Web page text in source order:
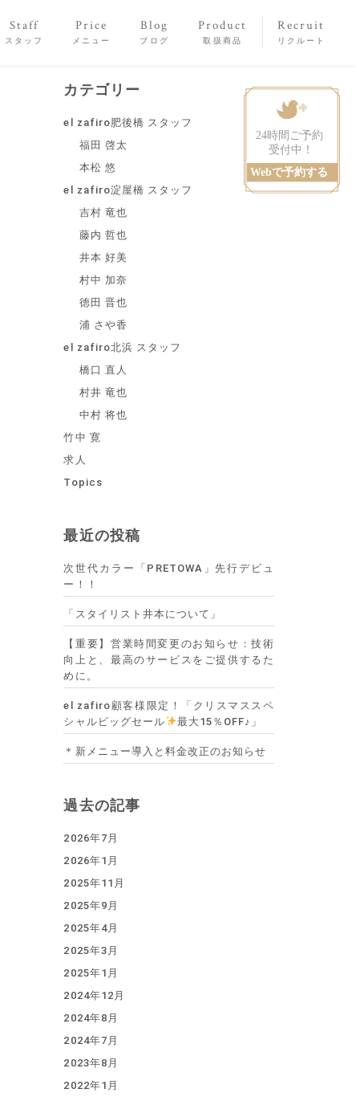
Staff
スタッフ
Price
メニュー
Blog
ブログ
Product
取扱商品
Recruit
リクルート
カテゴリー
el zafiro肥後橋 スタッフ
福田 啓太
本松 悠
el zafiro淀屋橋 スタッフ
吉村 竜也
藤内 哲也
井本 好美
村中 加奈
徳田 晋也
浦 さや香
el zafiro北浜 スタッフ
橋口 直人
村井 竜也
中村 将也
竹中 寛
求人
Topics
最近の投稿
次世代カラー「PRETOWA」先行デビュ
ー！！
「スタイリスト井本について」
【重要】営業時間変更のお知らせ：技術
向上と、最高のサービスをご提供するた
めに。
el zafiro顧客様限定！「クリスマススペ
シャルビッグセール
最大15％OFF♪」
＊新メニュー導入と料金改正のお知らせ
過去の記事
2026年7月
2026年1月
2025年11月
2025年9月
2025年4月
2025年3月
2025年1月
2024年12月
2024年8月
2024年7月
2023年8月
2022年1月